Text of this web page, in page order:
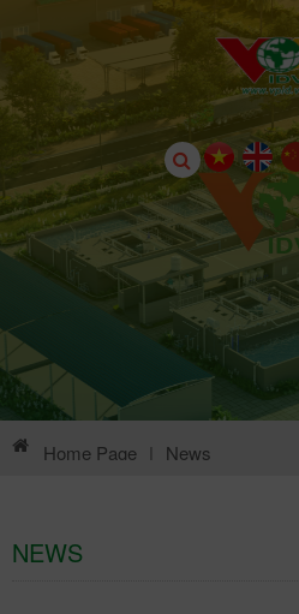
Home Page | News
NEWS